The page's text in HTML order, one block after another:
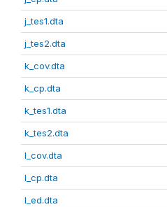
j_tes1.dta
j_tes2.dta
k_cov.dta
k_cp.dta
k_tes1.dta
k_tes2.dta
l_cov.dta
l_cp.dta
l_ed.dta